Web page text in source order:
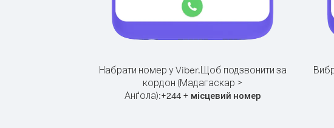
Набрати номер у Viber.Щоб подзвонити за
кордон (Мадагаскар >
Анґола):+244+ місцевий номер